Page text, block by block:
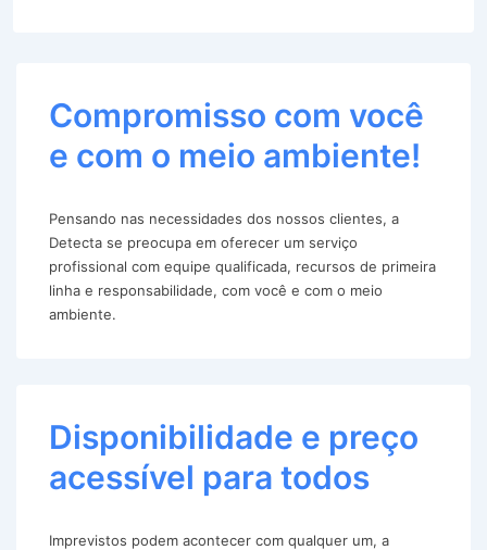
Compromisso com você
e com o meio ambiente!
Pensando nas necessidades dos nossos clientes, a
Detecta se preocupa em oferecer um serviço
profissional com equipe qualificada, recursos de primeira
linha e responsabilidade, com você e com o meio
ambiente.
Disponibilidade e preço
acessível para todos
Imprevistos podem acontecer com qualquer um, a